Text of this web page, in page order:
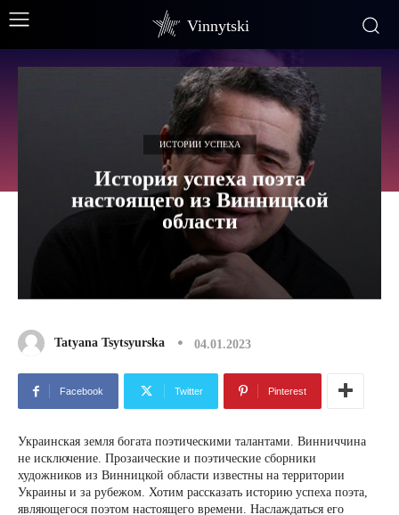
Vinnytski
ИСТОРИИ УСПЕХА
История успеха поэта
настоящего из Винницкой
области
Tatyana Tsytsyurska 04.01.2023
Facebook Twitter Pinterest
Украинская земля богата поэтическими талантами. Винниччина
не исключение. Прозаические и поэтические сборники
художников из Винницкой области известны на территории
Украины и за рубежом. Хотим рассказать историю успеха поэта,
являющегося поэтом настоящего времени. Наслаждаться его